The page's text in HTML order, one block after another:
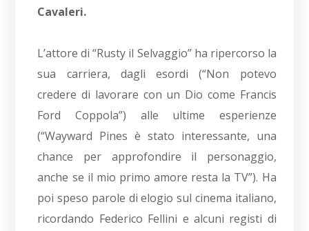
Cavaleri.
L’attore di “Rusty il Selvaggio” ha ripercorso la
sua carriera, dagli esordi (“Non potevo
credere di lavorare con un Dio come Francis
Ford Coppola”) alle ultime esperienze
(“Wayward Pines è stato interessante, una
chance per approfondire il personaggio,
anche se il mio primo amore resta la TV”). Ha
poi speso parole di elogio sul cinema italiano,
ricordando Federico Fellini e alcuni registi di